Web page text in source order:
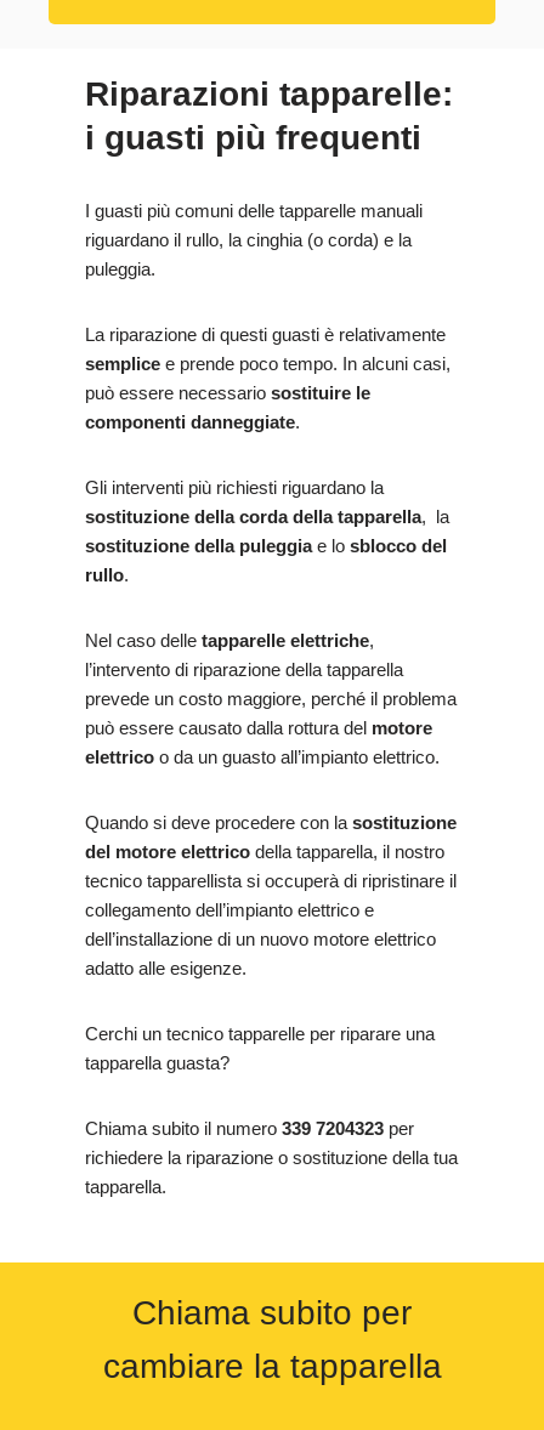
Riparazioni tapparelle:
i guasti più frequenti
I guasti più comuni delle tapparelle manuali
riguardano il rullo, la cinghia (o corda) e la
puleggia.
La riparazione di questi guasti è relativamente
semplice e prende poco tempo. In alcuni casi,
può essere necessario sostituire le
componenti danneggiate.
Gli interventi più richiesti riguardano la
sostituzione della corda della tapparella, la
sostituzione della puleggiae lo sblocco del
rullo.
Nel caso delle tapparelle elettriche,
l’intervento di riparazione della tapparella
prevede un costo maggiore, perché il problema
può essere causato dalla rottura del motore
elettrico o da un guasto all’impianto elettrico.
Quando si deve procedere con la sostituzione
del motore elettrico della tapparella, il nostro
tecnico tapparellista si occuperà di ripristinare il
collegamento dell’impianto elettrico e
dell’installazione di un nuovo motore elettrico
adatto alle esigenze.
Cerchi un tecnico tapparelle per riparare una
tapparella guasta?
Chiama subito il numero 339 7204323 per
richiedere la riparazione o sostituzione della tua
tapparella.
Chiama subito per
cambiare la tapparella